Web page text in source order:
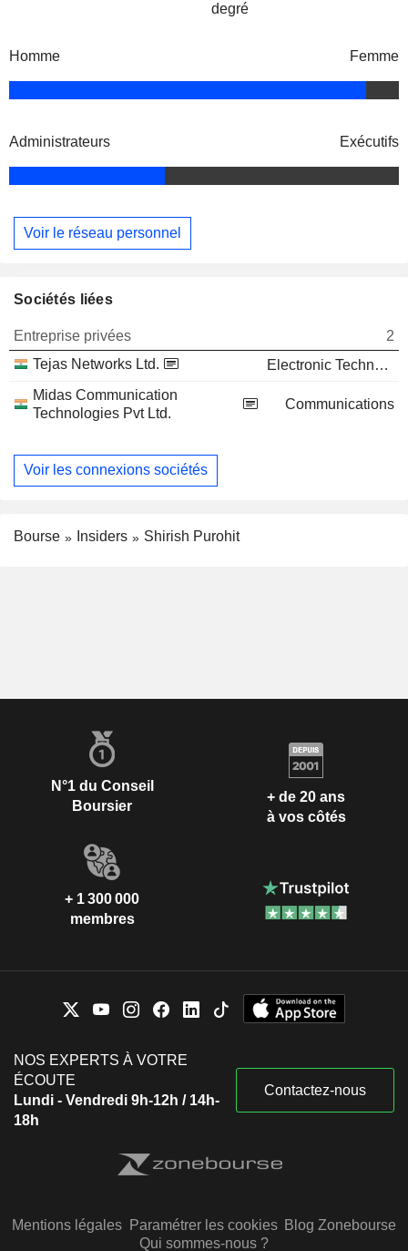
degré
Homme Femme
Administrateurs Exécutifs
Voir le réseau personnel
Sociétés liées
Entreprise privées
2
Tejas Networks Ltd.
Electronic Technology
Midas Communication
Technologies Pvt Ltd.
Communications
Voir les connexions sociétés
Bourse Insiders Shirish Purohit
N°1 du Conseil
Boursier
+ de 20 ans
à vos côtés
+ 1 300 000
membres
NOS EXPERTS À VOTRE
ÉCOUTE
Lundi - Vendredi 9h-12h / 14h-
18h
Contactez-nous
Mentions légales Paramétrer les cookies Blog Zonebourse
Qui sommes-nous ?